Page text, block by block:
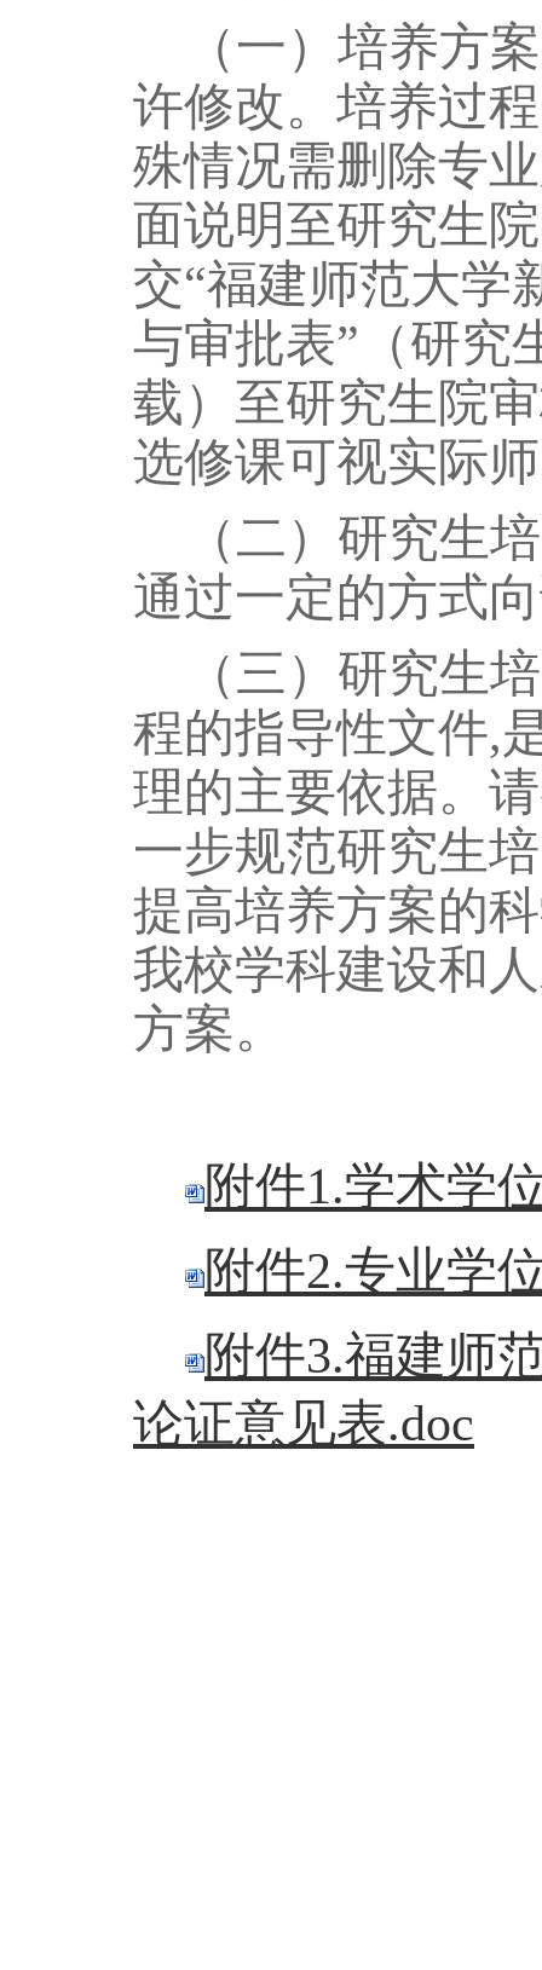
（一）培养方案
许修改。培养过
殊情况需删除专
面说明至研究生
交“福建师范大学
与审批表”（研究
载）至研究生院
选修课可视实际
（二）研究生
通过一定的方式
（三）研究生
程的指导性文件,
理的主要依据。
一步规范研究生
提高培养方案的
我校学科建设和
方案。
附件1.学术学
附件2.专业学
附件3.福建师
论证意见表.doc